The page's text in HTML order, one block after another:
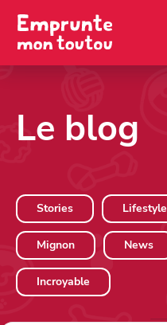
Le blog
Stories Lifestyle
Mignon News
Incroyable